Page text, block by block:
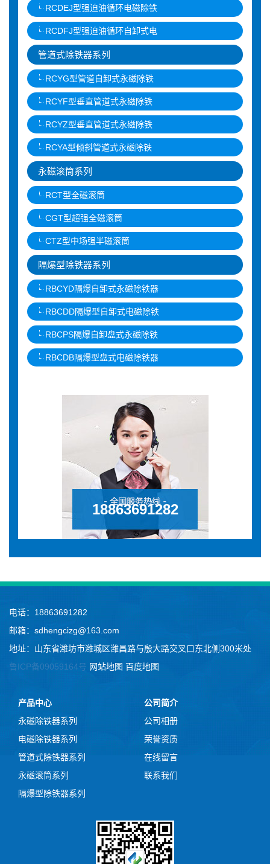
RCDEJ型强迫油循环电磁除铁
RCDFJ型强迫油循环自卸式电
管道式除铁器系列
RCYG型管道自卸式永磁除铁
RCYF型垂直管道式永磁除铁
RCYZ型垂直管道式永磁除铁
RCYA型倾斜管道式永磁除铁
永磁滚筒系列
RCT型全磁滚筒
CGT型超强全磁滚筒
CTZ型中场强半磁滚筒
隔爆型除铁器系列
RBCYD隔爆自卸式永磁除铁器
RBCDD隔爆型自卸式电磁除铁
RBCPS隔爆自卸盘式永磁除铁
RBCDB隔爆型盘式电磁除铁器
18863691282
电话：18863691282
邮箱：sdhengcizg@163.com
地址：山东省潍坊市潍城区潍昌路与殷大路交叉口东北侧300米处
鲁ICP备09059164号 网站地图 百度地图
产品中心
永磁除铁器系列
电磁除铁器系列
管道式除铁器系列
永磁滚筒系列
隔爆型除铁器系列
公司简介
公司相册
荣誉资质
在线留言
联系我们